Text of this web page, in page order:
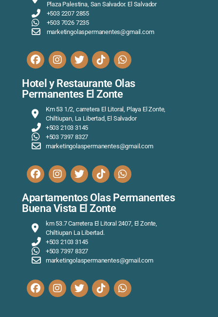
Plaza Palestina, San Salvador. El Salvador
+503 2207 2855
+503 7026 7235
marketingolaspermanentes@gmail.com
Hotel y Restaurante Olas
Permanentes El Zonte
Km 53 1/2, carretera El Litoral, Playa El Zonte,
Chiltiupan, La Libertad, El Salvador
+503 2103 3145
+503 7397 8327
marketingolaspermanentes@gmail.com
Apartamentos Olas Permanentes
Buena Vista El Zonte
km 53.7 Carretera El Litoral 2407, El Zonte,
Chiltiupan La Libertad.
+503 2103 3145
+503 7397 8327
marketingolaspermanentes@gmail.com